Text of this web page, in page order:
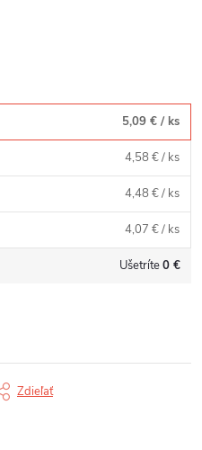
5,09 € / ks
4,58 €/ ks
4,48 €/ ks
4,07 €/ ks
Ušetríte0 €
Zdieľať